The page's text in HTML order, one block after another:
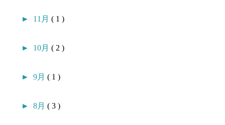
► 11月( 1 )
► 10月( 2 )
►9月( 1 )
►8月( 3 )